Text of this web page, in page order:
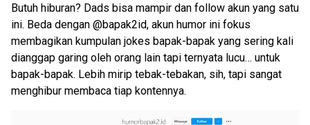
Butuh hiburan? Dads bisa mampir dan follow akun yang satu
ini. Beda dengan @bapak2id, akun humor ini fokus
membagikan kumpulan jokes bapak-bapak yang sering kali
dianggap garing oleh orang lain tapi ternyata lucu… untuk
bapak-bapak. Lebih mirip tebak-tebakan, sih, tapi sangat
menghibur membaca tiap kontennya.